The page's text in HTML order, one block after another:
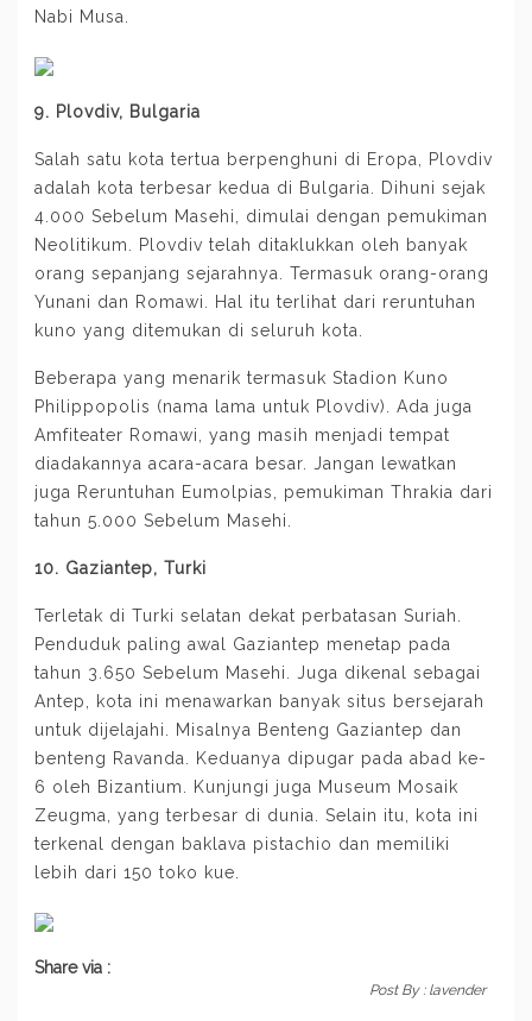
Nabi Musa.
9. Plovdiv, Bulgaria
Salah satu kota tertua berpenghuni di Eropa, Plovdiv
adalah kota terbesar kedua di Bulgaria. Dihuni sejak
4.000 Sebelum Masehi, dimulai dengan pemukiman
Neolitikum. Plovdiv telah ditaklukkan oleh banyak
orang sepanjang sejarahnya. Termasuk orang-orang
Yunani dan Romawi. Hal itu terlihat dari reruntuhan
kuno yang ditemukan di seluruh kota.
Beberapa yang menarik termasuk Stadion Kuno
Philippopolis (nama lama untuk Plovdiv). Ada juga
Amfiteater Romawi, yang masih menjadi tempat
diadakannya acara-acara besar. Jangan lewatkan
juga Reruntuhan Eumolpias, pemukiman Thrakia dari
tahun 5.000 Sebelum Masehi.
10. Gaziantep, Turki
Terletak di Turki selatan dekat perbatasan Suriah.
Penduduk paling awal Gaziantep menetap pada
tahun 3.650 Sebelum Masehi. Juga dikenal sebagai
Antep, kota ini menawarkan banyak situs bersejarah
untuk dijelajahi. Misalnya Benteng Gaziantep dan
benteng Ravanda. Keduanya dipugar pada abad ke-
6 oleh Bizantium. Kunjungi juga Museum Mosaik
Zeugma, yang terbesar di dunia. Selain itu, kota ini
terkenal dengan baklava pistachio dan memiliki
lebih dari 150 toko kue.
Share via :
Post By : lavender